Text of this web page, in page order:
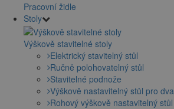
Pracovní židle
Stoly
Výškově stavitelné stoly
Elektrický stavitelný stůl
Ručně polohovatelný stůl
Stavitelné podnože
Výškově nastavitelný stůl pro dva
Rohový výškově nastavitelný stůl